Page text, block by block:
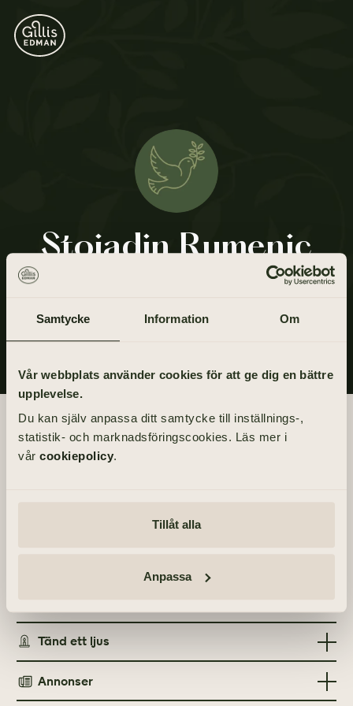
Samtycke Information Om
Vår webbplats använder cookies för att ge dig en bättre
upplevelse.
Du kan själv anpassa ditt samtycke till inställnings-,
statistik- och marknadsföringscookies. Läs mer i
vår cookiepolicy.
Tillåt alla
Anpassa
Stojadin Rumenic
Begravningsdagen
BEGRAVNING
Fredenslundsvägen, 422 59 Hisings Backa
Tänd ett ljus
TÄND ETT LJUS
Annonser